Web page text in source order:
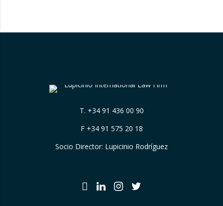
T. +34 91 436 00 90
F +34 91 575 20 18
Socio Director: Lupicinio Rodríguez